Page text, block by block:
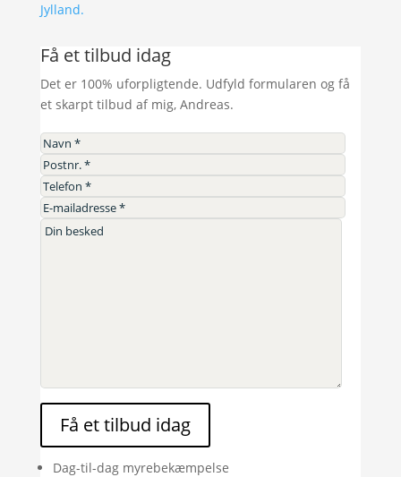
Jylland.
Få et tilbud idag
Det er 100% uforpligtende. Udfyld formularen og få
et skarpt tilbud af mig, Andreas.
Få et tilbud idag
Dag-til-dag myrebekæmpelse